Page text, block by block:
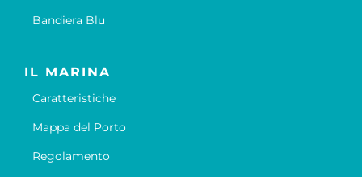
Bandiera Blu
IL MARINA
Caratteristiche
Mappa del Porto
Regolamento